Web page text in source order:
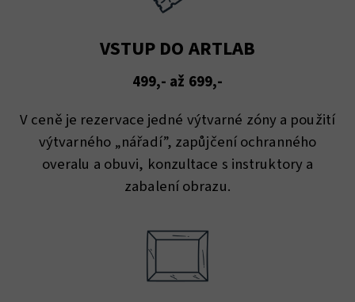
VSTUP DO ARTLAB
499,- až 699,-
V ceně je rezervace jedné výtvarné zóny a použití
výtvarného „nářadí”, zapůjčení ochranného
overalu a obuvi, konzultace s instruktory a
zabalení obrazu.